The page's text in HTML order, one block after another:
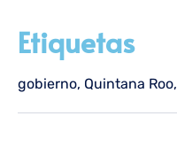
Etiquetas
gobierno, Quintana Roo,